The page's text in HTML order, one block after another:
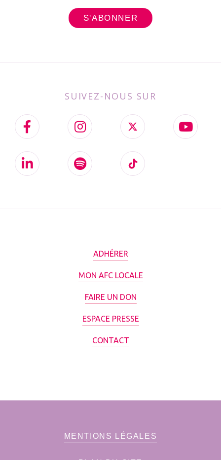
SUIVEZ-NOUS SUR
ADHÉRER
MON AFC LOCALE
FAIRE UN DON
ESPACE PRESSE
CONTACT
MENTIONS LÉGALES